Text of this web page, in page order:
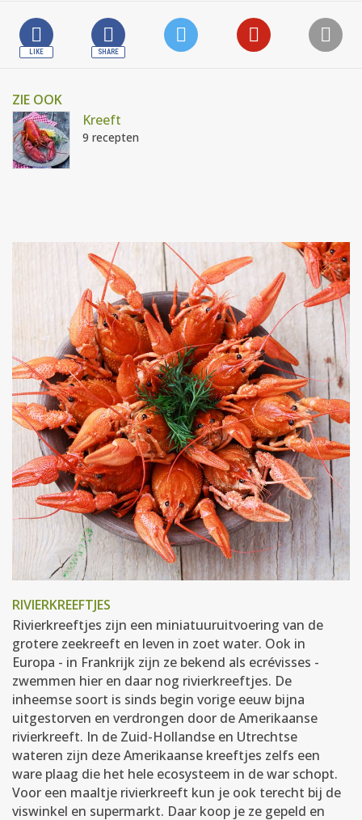
ZIE OOK
Kreeft
9 recepten
RIVIERKREEFTJES
Rivierkreeftjes zijn een miniatuuruitvoering van de
grotere zeekreeft en leven in zoet water. Ook in
Europa - in Frankrijk zijn ze bekend als ecrévisses -
zwemmen hier en daar nog rivierkreeftjes. De
inheemse soort is sinds begin vorige eeuw bijna
uitgestorven en verdrongen door de Amerikaanse
rivierkreeft. In de Zuid-Hollandse en Utrechtse
wateren zijn deze Amerikaanse kreeftjes zelfs een
ware plaag die het hele ecosysteem in de war schopt.
Voor een maaltje rivierkreeft kun je ook terecht bij de
viswinkel en supermarkt. Daar koop je ze gepeld en